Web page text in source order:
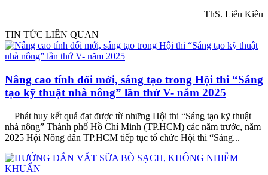
ThS. Liễu Kiều
TIN TỨC LIÊN QUAN
Nâng cao tính đổi mới, sáng tạo trong Hội thi “Sáng
tạo kỹ thuật nhà nông” lần thứ V- năm 2025
Phát huy kết quả đạt được từ những Hội thi “Sáng tạo kỹ thuật
nhà nông” Thành phố Hồ Chí Minh (TP.HCM) các năm trước, năm
2025 Hội Nông dân TP.HCM tiếp tục tổ chức Hội thi “Sáng...